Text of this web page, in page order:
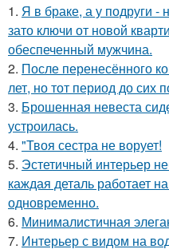
1. Я в браке, а у подруги -
зато ключи от новой
обеспеченный мужчина.
2. После перенесённого
лет, но тот период до сих
3. Брошенная невеста
устроилась.
4. "Твоя сестра не ворует!
5. Эстетичный интерьер
каждая деталь работает
одновременно.
6. Минималистичная
7. Интерьер с видом на